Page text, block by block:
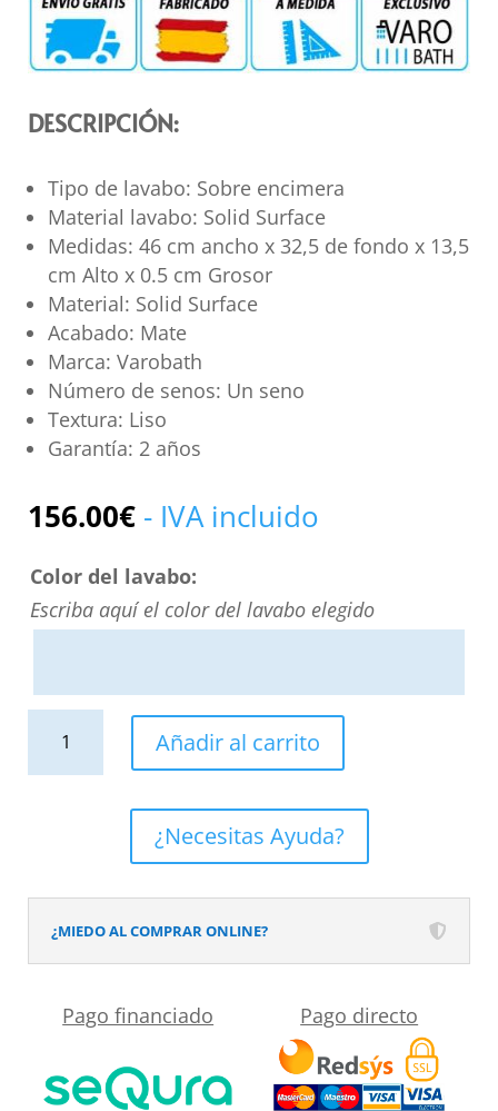
DESCRIPCIÓN:
Tipo de lavabo: Sobre encimera
Material lavabo: Solid Surface
Medidas: 46 cm ancho x 32,5 de fondo x 13,5
cm Alto x 0.5 cm Grosor
Material: Solid Surface
Acabado: Mate
Marca: Varobath
Número de senos: Un seno
Textura: Liso
Garantía: 2 años
156.00€ - IVA incluido
Color del lavabo:
Escriba aquí el color del lavabo elegido
Surface
Blanco
RAL
cantidad
Añadir al carrito
¿Necesitas Ayuda?
¿MIEDO AL COMPRAR ONLINE?
Pago financiado Pago directo